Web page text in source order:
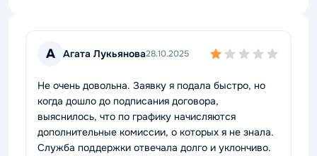
А Агата Лукьянова28.10.2025
Не очень довольна. Заявку я подала быстро, но
когда дошло до подписания договора,
выяснилось, что по графику начисляются
дополнительные комиссии, о которых я не знала.
Служба поддержки отвечала долго и уклончиво.